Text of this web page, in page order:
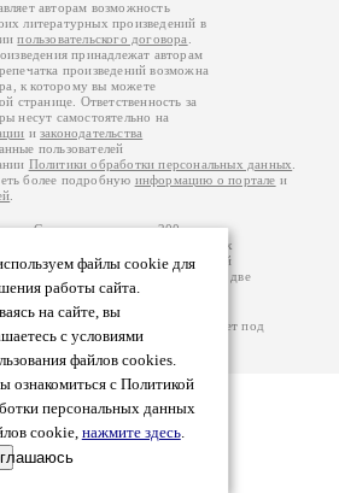
файлы cookie для
работы сайта.
на сайте, вы
с условиями
файлов cookies.
ознакомиться с Политикой
персональных данных
cookie, нажмите здесь.
авторам возможность
литературных произведений в
пользовательского договора.
принадлежат авторам
произведений возможна
к которому вы можете
странице. Ответственность за
несут самостоятельно на
изаконодательства
пользователей
Политики обработки персональных данных.
более подробную информацию о портале и
.
Стихи.ру – порядка 200 тысяч
сумме просматривают более двух
счетчика посещаемости, который
текста. В каждой графе указано по две
и количество посетителей.
2000-2026. Портал работает под
писателей.18+